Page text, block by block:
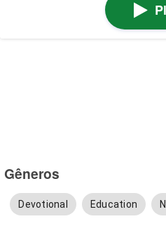
Gêneros
Devotional Education